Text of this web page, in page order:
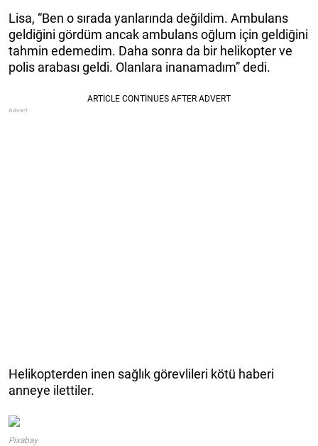
Lisa, “Ben o sırada yanlarında değildim. Ambulans
geldiğini gördüm ancak ambulans oğlum için geldiğini
tahmin edemedim. Daha sonra da bir helikopter ve
polis arabası geldi. Olanlara inanamadım” dedi.
Helikopterden inen sağlık görevlileri kötü haberi
anneye ilettiler.
Pixabay